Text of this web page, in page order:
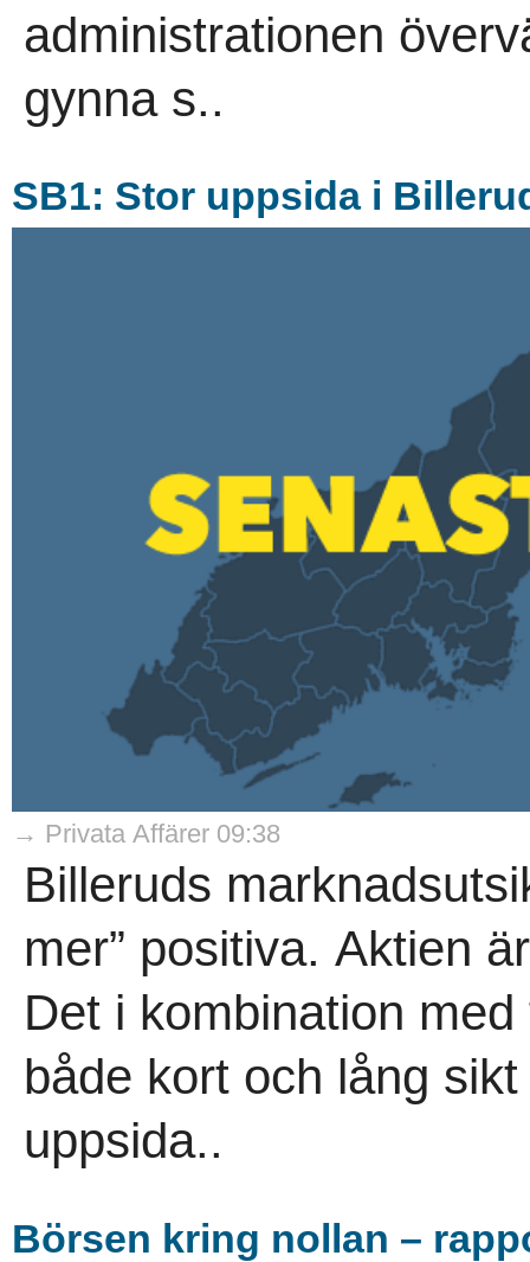
administrationen
gynna s..
SB1: Stor uppsida i
→ Privata Affärer 09:38
Billeruds
mer” positiva. Aktien
Det i kombination
både kort och lång
uppsida..
Börsen kring nollan –